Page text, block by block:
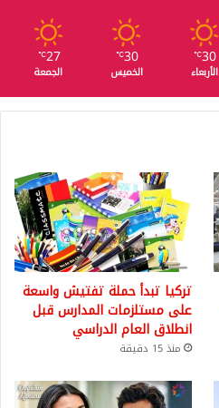
30
℃
الأربعاء
30
℃
الخميس
27
℃
الجمعة
تركيا تبدأ حملة تفتيش واسعة
على مستلزمات المدارس قبل
انطلاق العام الدراسي
منذ 15 دقيقة